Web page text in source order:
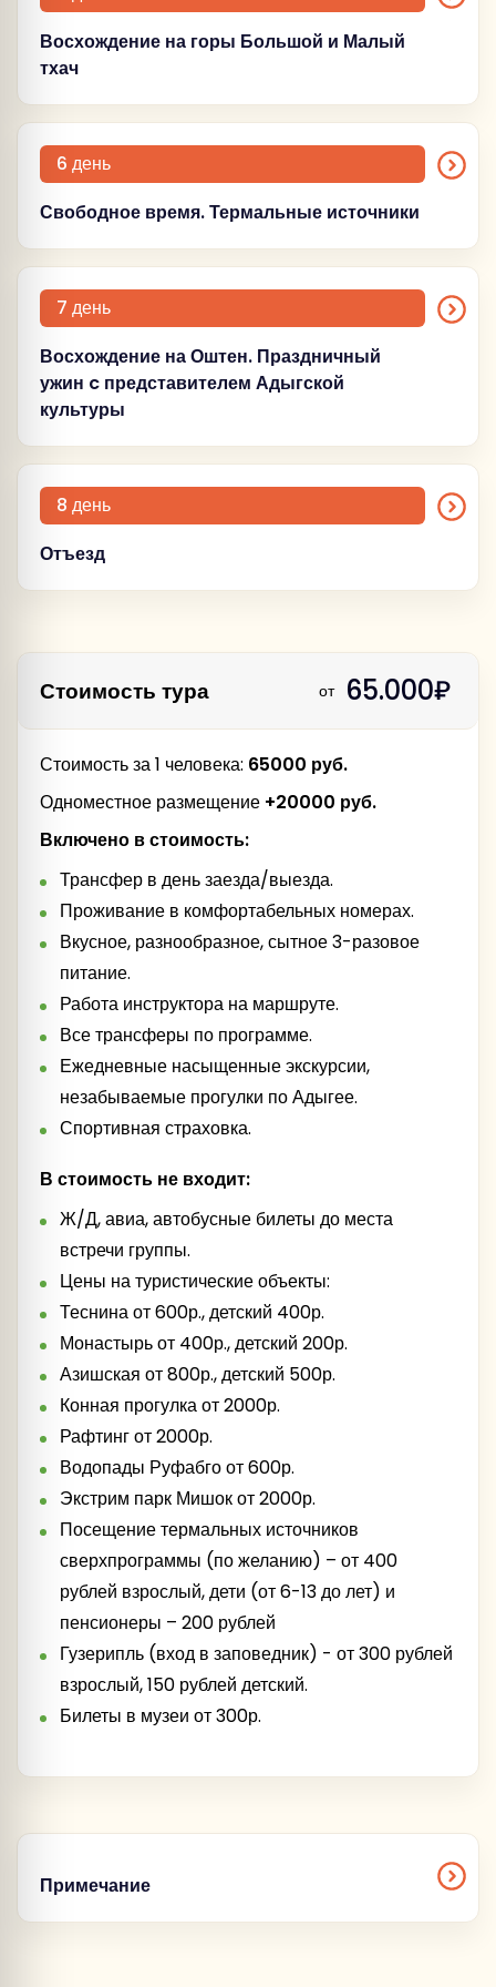
Восхождение на горы Большой и Малый
тхач
(Четверг)
6 день
Свободное время. Термальные источники
(Пятница)
7 день
Восхождение на Оштен. Праздничный
ужин c представителем Адыгской
культуры
(Суббота)
8 день
Отъезд
Стоимость тура от 65.000₽
Стоимость за 1 человека: 65000 руб.
Одноместное размещение +20000 руб.
Включено в стоимость:
Трансфер в день заезда/выезда.
Проживание в комфортабельных номерах.
Вкусное, разнообразное, сытное 3-разовое
питание.
Работа инструктора на маршруте.
Все трансферы по программе.
Ежедневные насыщенные экскурсии,
незабываемые прогулки по Адыгее.
Спортивная страховка.
В стоимость не входит:
Ж/Д, авиа, автобусные билеты до места
встречи группы.
Цены на туристические объекты:
Теснина от 600р., детский 400р.
Монастырь от 400р., детский 200р.
Азишская от 800р., детский 500р.
Конная прогулка от 2000р.
Рафтинг от 2000р.
Водопады Руфабго от 600р.
Экстрим парк Мишок от 2000р.
Посещение термальных источников
сверхпрограммы (по желанию) – от 400
рублей взрослый, дети (от 6-13 до лет) и
пенсионеры – 200 рублей
Гузерипль (вход в заповедник) - от 300 рублей
взрослый, 150 рублей детский.
Билеты в музеи от 300р.
Примечание